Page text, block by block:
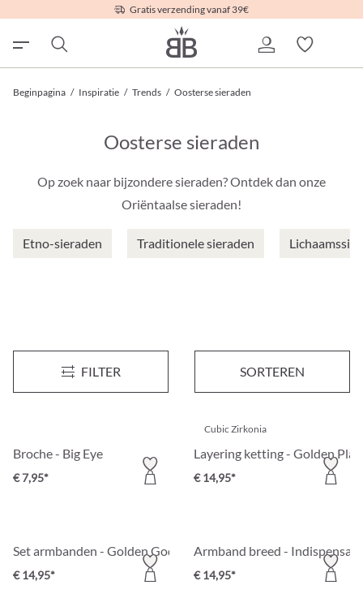
Gratis verzending vanaf 39€
Beginpagina / Inspiratie / Trends / Oosterse sieraden
Oosterse sieraden
Op zoek naar bijzondere sieraden? Ontdek dan onze
Oriëntaalse sieraden!
Etno-sieraden Traditionele sieraden
FILTER SORTEREN
Armband - Mystic Gold Ringen set - Antique Green
Broche - Big Eye
€ 7,95*
Cubic Zirkonia
Layering ketting - Golden
€ 14,95*
Set armbanden - Golden Goddess
€ 14,95*
Armband breed -
€ 14,95*